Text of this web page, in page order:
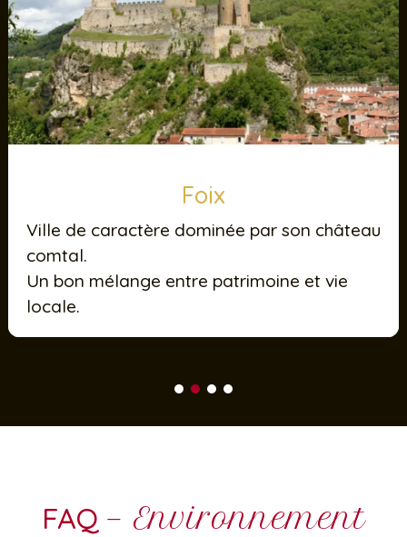
Mirepoix
Bastide médiévale avec une place à
couverts très reconnaissable.
Souvent animée, notamment les jours de
marché.
FAQ — Environnement